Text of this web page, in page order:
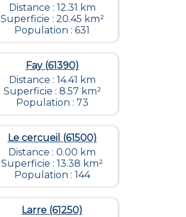
Distance : 12.31 km
Superficie : 20.45 km²
Population : 631
Fay (61390)
Distance : 14.41 km
Superficie : 8.57 km²
Population : 73
Le cercueil (61500)
Distance : 0.00 km
Superficie : 13.38 km²
Population : 144
Larre (61250)